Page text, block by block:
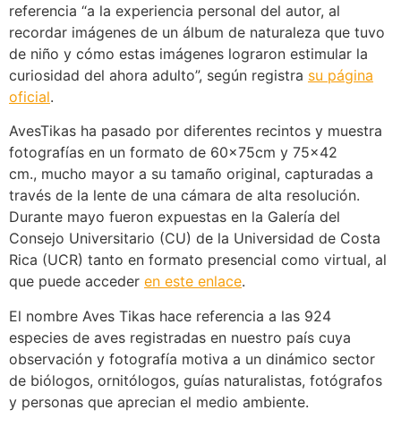
referencia “a la experiencia personal del autor, al
recordar imágenes de un álbum de naturaleza que tuvo
de niño y cómo estas imágenes lograron estimular la
curiosidad del ahora adulto”, según registra su página
oficial.
AvesTikas ha pasado por diferentes recintos y muestra
fotografías en un formato de 60x75cm y 75×42
cm., mucho mayor a su tamaño original, capturadas a
través de la lente de una cámara de alta resolución.
Durante mayo fueron expuestas en la Galería del
Consejo Universitario (CU) de la Universidad de Costa
Rica (UCR) tanto en formato presencial como virtual, al
que puede acceder en este enlace.
El nombre Aves Tikas hace referencia a las 924
especies de aves registradas en nuestro país cuya
observación y fotografía motiva a un dinámico sector
de biólogos, ornitólogos, guías naturalistas, fotógrafos
y personas que aprecian el medio ambiente.